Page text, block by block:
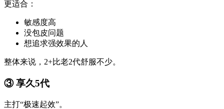
更适合：
敏感度高
没包皮问题
想追求强效果的人
整体来说，2+比老2代舒服不少。
③ 享久5代
主打“极速起效”。